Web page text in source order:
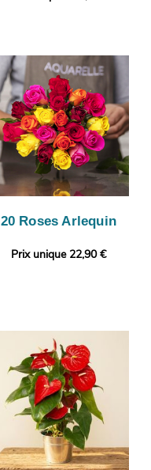
20 Roses Arlequin
Prix unique 22,90 €